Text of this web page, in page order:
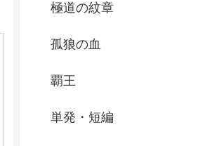
極道の紋章
孤狼の血
覇王
単発・短編